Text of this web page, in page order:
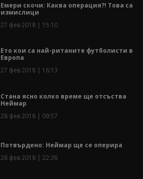
Емери скочи: Каква операция?! Това са
измислици
27 фев 2018 | 15:10
Ето кои са най-ританите футболисти в
Европа
27 фев 2018 | 16:13
Стана ясно колко време ще отсъства
Неймар
28 фев 2018 | 09:57
Потвърдено: Неймар ще се оперира
28 фев 2018 | 22:38